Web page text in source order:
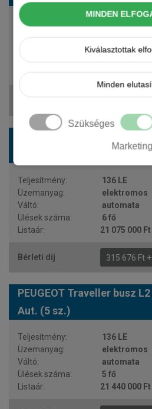
MINDEN
Kiválasztottak
Minden
Szükséges
Marketing
automata
136 LE
elektromos
automata
6 fő
21 075 000 Ft
315 676 Ft
PEUGEOT Traveller busz
Aut. (5 sz.)
136 LE
elektromos
automata
5 fő
21 440 000 Ft